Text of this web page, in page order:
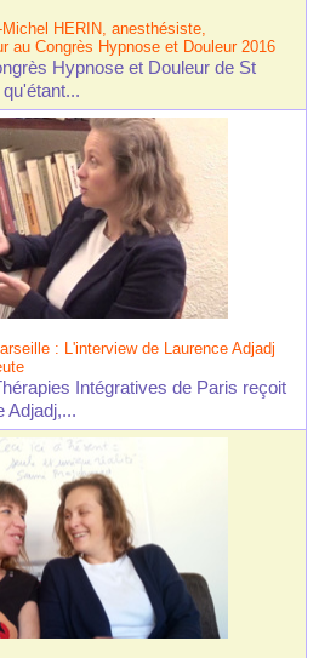
HERIN, anesthésiste,
au Congrès Hypnose et Douleur 2016
Hypnose et Douleur de St
: L'interview de Laurence Adjadj
Intégratives de Paris reçoit
Adjadj,...